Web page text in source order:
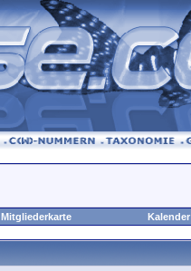
Mitgliederkarte Kalender